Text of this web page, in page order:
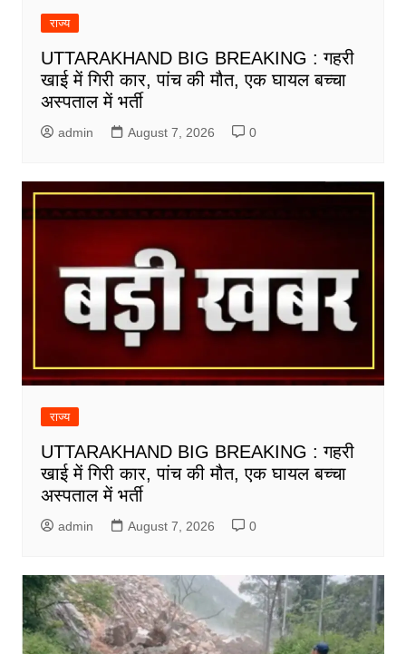
राज्य
UTTARAKHAND BIG BREAKING : गहरी
खाई में गिरी कार, पांच की मौत, एक घायल बच्चा
अस्पताल में भर्ती
admin August 7, 2026 0
राज्य
UTTARAKHAND BIG BREAKING : गहरी
खाई में गिरी कार, पांच की मौत, एक घायल बच्चा
अस्पताल में भर्ती
admin August 7, 2026 0